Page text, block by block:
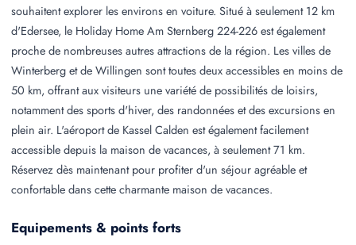
souhaitent explorer les environs en voiture. Situé à seulement 12 km
d'Edersee, le Holiday Home Am Sternberg 224-226 est également
proche de nombreuses autres attractions de la région. Les villes de
Winterberg et de Willingen sont toutes deux accessibles en moins de
50 km, offrant aux visiteurs une variété de possibilités de loisirs,
notamment des sports d'hiver, des randonnées et des excursions en
plein air. L'aéroport de Kassel Calden est également facilement
accessible depuis la maison de vacances, à seulement 71 km.
Réservez dès maintenant pour profiter d'un séjour agréable et
confortable dans cette charmante maison de vacances.
Equipements & points forts